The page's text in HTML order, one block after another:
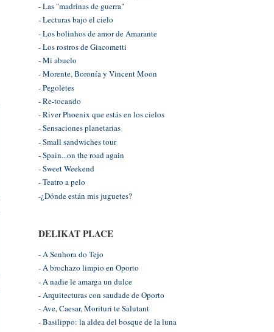
- Las "madrinas de guerra"
- Lecturas bajo el cielo
- Los bolinhos de amor de Amarante
- Los rostros de Giacometti
- Mi abuelo
- Morente, Boronía y Vincent Moon
- Pegoletes
- Re-tocando
- River Phoenix que estás en los cielos
- Sensaciones planetarias
- Small sandwiches tour
- Spain...on the road again
- Sweet Weekend
- Teatro a pelo
-¿Dónde están mis juguetes?
DELIKAT PLACE
- A Senhora do Tejo
- A brochazo limpio en Oporto
- A nadie le amarga un dulce
- Arquitecturas con saudade de Oporto
- Ave, Caesar, Morituri te Salutant
- Basilippo: la aldea del bosque de la luna